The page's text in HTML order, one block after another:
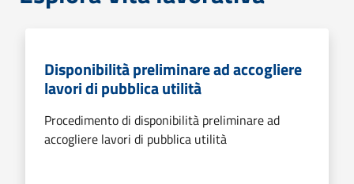
Disponibilità preliminare ad accogliere
lavori di pubblica utilità
Procedimento di disponibilità preliminare ad
accogliere lavori di pubblica utilità